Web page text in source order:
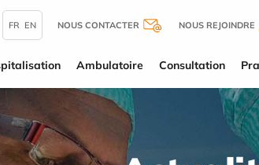
FR EN NOUS CONTACTER NOUS REJOINDRE
Ambulatoire Consultation